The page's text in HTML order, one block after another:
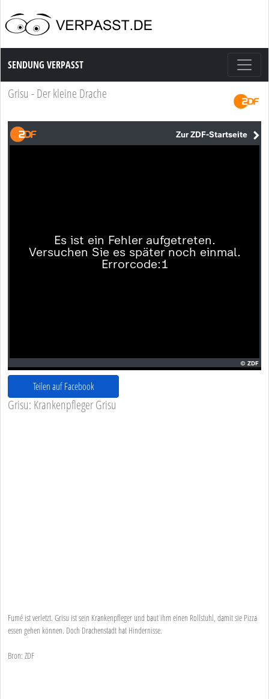
Sendung Verpasst
SENDUNG VERPASST
Grisu - Der kleine Drache
Teilen auf Facebook
Grisu: Krankenpfleger Grisu
Fumé ist verletzt. Grisu ist sein Krankenpfleger und baut ihm einen Rollstuhl, damit sie Pizza
essen gehen können. Doch Drachenstadt hat Hindernisse.
Bron: ZDF